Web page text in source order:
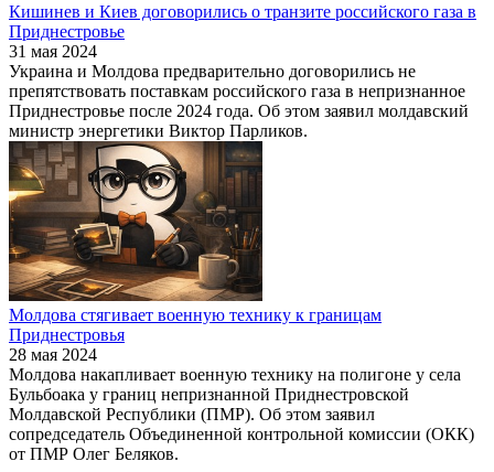
Кишинев и Киев договорились о транзите российского газа в
Приднестровье
31 мая 2024
Украина и Молдова предварительно договорились не
препятствовать поставкам российского газа в непризнанное
Приднестровье после 2024 года. Об этом заявил молдавский
министр энергетики Виктор Парликов.
Молдова стягивает военную технику к границам
Приднестровья
28 мая 2024
Молдова накапливает военную технику на полигоне у села
Бульбоака у границ непризнанной Приднестровской
Молдавской Республики (ПМР). Об этом заявил
сопредседатель Объединенной контрольной комиссии (ОКК)
от ПМР Олег Беляков.